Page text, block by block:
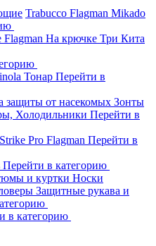
Trabucco Flagman Mikado
Flagman На крючке Три Кита
Тонар Перейти в
защиты от насекомых Зонты
Холодильники Перейти в
Strike Pro Flagman Перейти в
Перейти в категорию
и куртки Носки
Защитные рукава и
в категорию